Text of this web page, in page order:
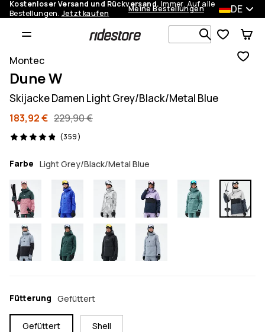
Kostenloser Versand und Rückversand. Immer. Auf alle
Bestellungen. Jetzt kaufen Meine Bestellungen DE
Montec
Dune W
Skijacke Damen Light Grey/Black/Metal Blue
183,92 € 229,90 €
(359)
359 Reviews, 4.9/5
Farbe Light Grey/Black/Metal Blue
Fütterung Gefüttert
Gefüttert Shell